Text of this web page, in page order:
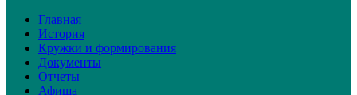
Главная
История
Кружки и формирования
Документы
Отчеты
Афиша